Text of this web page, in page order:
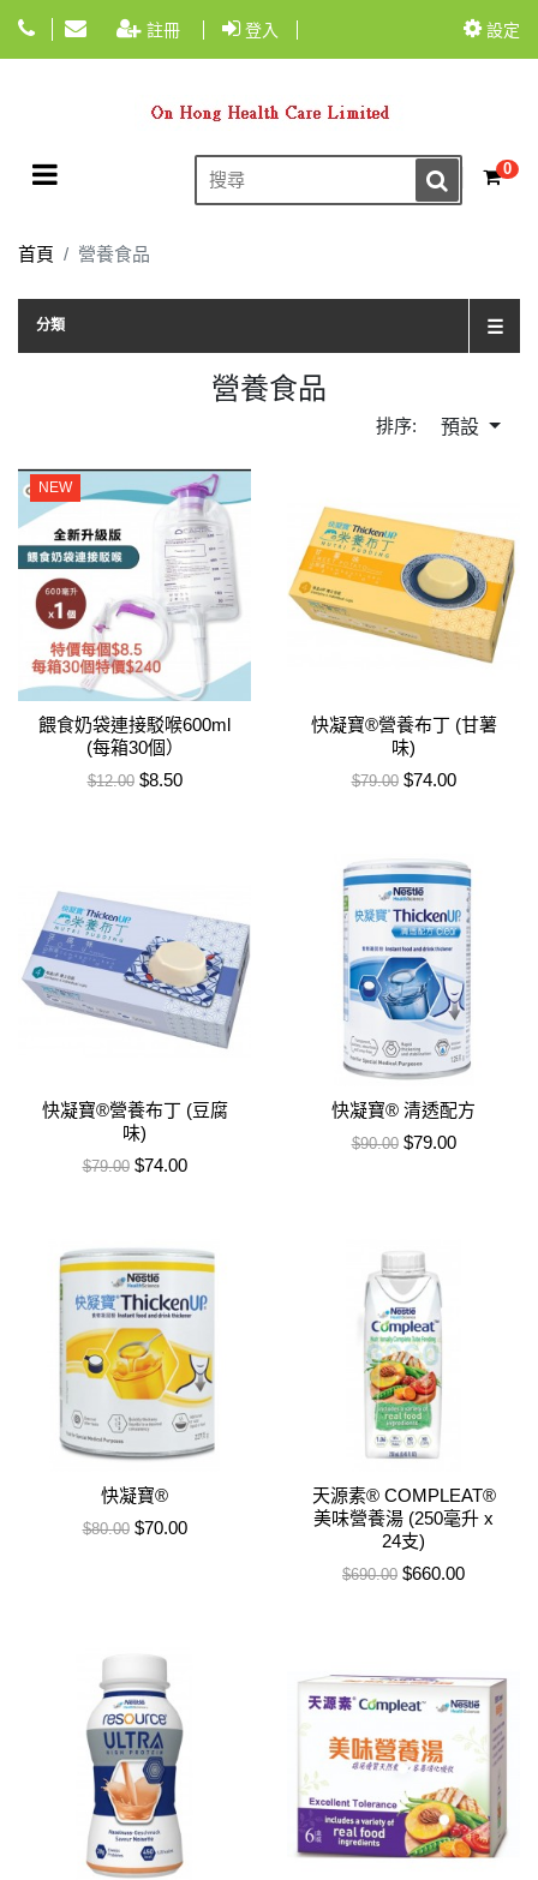
設定
註冊 登入
Toggle navigation 0
首頁 營養食品
分類 ☰
營養食品
排序: 預設
NEW
餵食奶袋連接駁喉600ml
(每箱30個）
售價
$12.00 特價
$8.50
快凝寶®營養布丁 (甘薯
味)
售價
$79.00 特價
$74.00
快凝寶®營養布丁 (豆腐
味)
售價
$79.00 特價
$74.00
快凝寶® 清透配方
售價
$90.00 特價
$79.00
快凝寶®
售價
$80.00 特價
$70.00
天源素® COMPLEAT®
美味營養湯 (250毫升 x
24支)
售價
$690.00 特價
$660.00